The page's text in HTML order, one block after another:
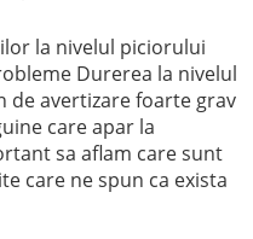
la nivelul piciorului
Durerea la nivelul
de avertizare foarte grav
care apar la
sa aflam care sunt
care ne spun ca exista